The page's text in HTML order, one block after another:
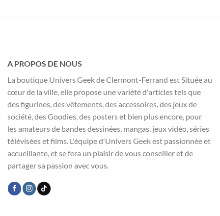
A PROPOS DE NOUS
La boutique Univers Geek de Clermont-Ferrand est Située au
cœur de la ville, elle propose une variété d'articles tels que
des figurines, des vêtements, des accessoires, des jeux de
société, des Goodies, des posters et bien plus encore, pour
les amateurs de bandes dessinées, mangas, jeux vidéo, séries
télévisées et films. L'équipe d'Univers Geek est passionnée et
accueillante, et se fera un plaisir de vous conseiller et de
partager sa passion avec vous.